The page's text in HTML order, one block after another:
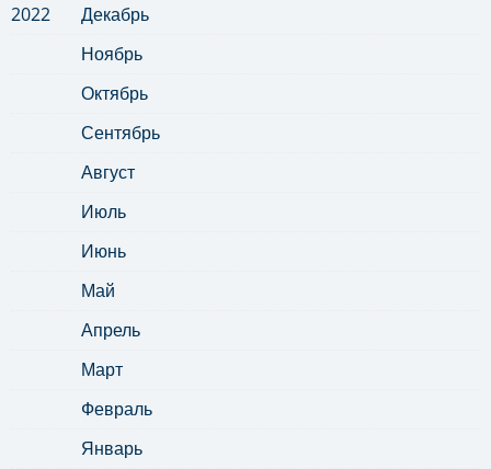
2022
Декабрь
Ноябрь
Октябрь
Сентябрь
Август
Июль
Июнь
Май
Апрель
Март
Февраль
Январь